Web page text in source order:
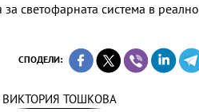
светофарната система в реално
СПОДЕЛИ:
ВИКТОРИЯ ТОШКОВА